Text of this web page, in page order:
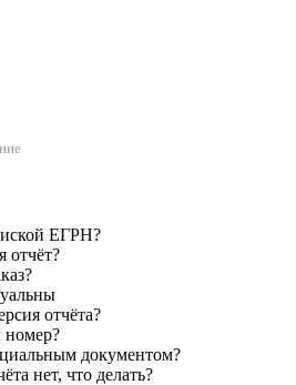
ЕГРН?
отчёт?
отчёта?
номер?
документом?
нет, что делать?